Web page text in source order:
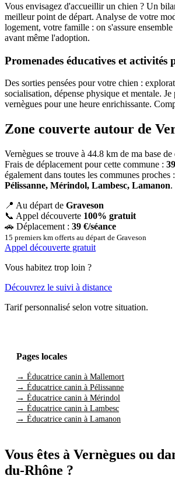
Vous envisagez d'accueillir un chien ? Un
meilleur point de départ. Analyse de votre
logement, votre famille : on s'assure
avant même l'adoption.
Promenades éducatives et activités
Des sorties pensées pour votre chien :
socialisation, dépense physique et mentale. Je
vernègues pour une heure enrichissante.
Zone couverte autour de
Vernègues se trouve à 44.8 km de ma base
Frais de déplacement pour cette commune :
également dans toutes les communes proches :
Pélissanne, Mérindol, Lambesc, Lamanon.
📍 Au départ de Graveson
📞 Appel découverte 100% gratuit
🚗 Déplacement : 39 €/séance
15 premiers km offerts au départ de Graveson
Appel découverte gratuit
Vous habitez trop loin ?
Découvrez le suivi à distance
Tarif personnalisé selon votre situation.
Pages locales
→ Éducatrice canin à Mallemort
→ Éducatrice canin à Pélissanne
→ Éducatrice canin à Mérindol
→ Éducatrice canin à Lambesc
→ Éducatrice canin à Lamanon
Vous êtes à Vernègues ou
du-Rhône ?